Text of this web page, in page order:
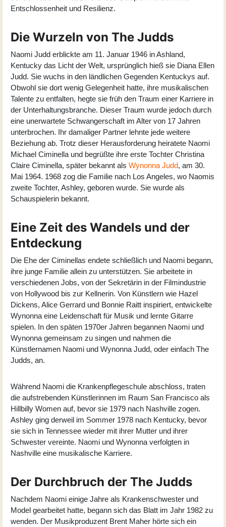
Entschlossenheit und Resilienz.
Die Wurzeln von The Judds
Naomi Judd erblickte am 11. Januar 1946 in Ashland,
Kentucky das Licht der Welt, ursprünglich hieß sie Diana Ellen
Judd. Sie wuchs in den ländlichen Gegenden Kentuckys auf.
Obwohl sie dort wenig Gelegenheit hatte, ihre musikalischen
Talente zu entfalten, hegte sie früh den Traum einer Karriere in
der Unterhaltungsbranche. Dieser Traum wurde jedoch durch
eine unerwartete Schwangerschaft im Alter von 17 Jahren
unterbrochen. Ihr damaliger Partner lehnte jede weitere
Beziehung ab. Trotz dieser Herausforderung heiratete Naomi
Michael Ciminella und begrüßte ihre erste Tochter Christina
Claire Ciminella, später bekannt als Wynonna Judd, am 30.
Mai 1964. 1968 zog die Familie nach Los Angeles, wo Naomis
zweite Tochter, Ashley, geboren wurde. Sie wurde als
Schauspielerin bekannt.
Eine Zeit des Wandels und der
Entdeckung
Die Ehe der Ciminellas endete schließlich und Naomi begann,
ihre junge Familie allein zu unterstützen. Sie arbeitete in
verschiedenen Jobs, von der Sekretärin in der Filmindustrie
von Hollywood bis zur Kellnerin. Von Künstlern wie Hazel
Dickens, Alice Gerrard und Bonnie Raitt inspiriert, entwickelte
Wynonna eine Leidenschaft für Musik und lernte Gitarre
spielen. In den späten 1970er Jahren begannen Naomi und
Wynonna gemeinsam zu singen und nahmen die
Künstlernamen Naomi und Wynonna Judd, oder einfach The
Judds, an.
Während Naomi die Krankenpflegeschule abschloss, traten
die aufstrebenden Künstlerinnen im Raum San Francisco als
Hillbilly Women auf, bevor sie 1979 nach Nashville zogen.
Ashley ging derweil im Sommer 1978 nach Kentucky, bevor
sie sich in Tennessee wieder mit ihrer Mutter und ihrer
Schwester vereinte. Naomi und Wynonna verfolgten in
Nashville eine musikalische Karriere.
Der Durchbruch der The Judds
Nachdem Naomi einige Jahre als Krankenschwester und
Model gearbeitet hatte, begann sich das Blatt im Jahr 1982 zu
wenden. Der Musikproduzent Brent Maher hörte sich ein